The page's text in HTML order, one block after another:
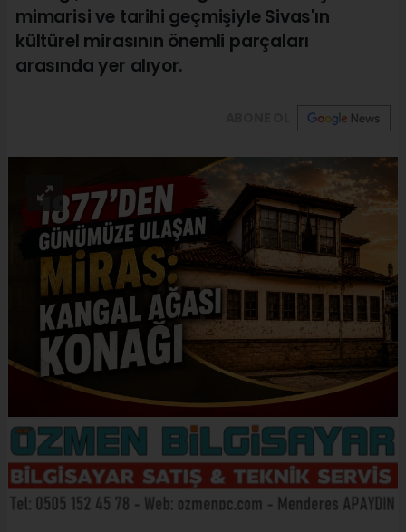
mimarisi ve tarihi geçmişiyle Sivas'ın
kültürel mirasının önemli parçaları
arasında yer alıyor.